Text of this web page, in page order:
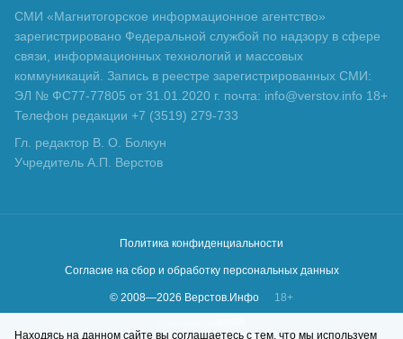
СМИ «Магнитогорское информационное агентство»
зарегистрировано Федеральной службой по надзору в сфере
связи, информационных технологий и массовых
коммуникаций. Запись в реестре зарегистрированных СМИ:
ЭЛ № ФС77-77805 от 31.01.2020 г. почта: info@verstov.info 18+
Телефон редакции +7 (3519) 279-733
Гл. редактор В. О. Болкун
Учредитель А.П. Верстов
Политика конфиденциальности
Согласие на сбор и обработку персональных данных
© 2008—2026 Верстов.Инфо
18+
Находясь на данном сайте вы соглашаетесь с тем, что мы используем